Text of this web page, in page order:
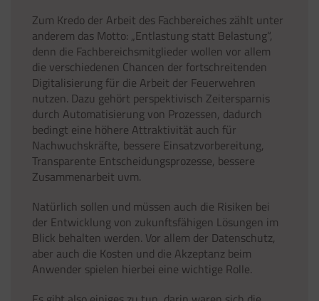
Zum Kredo der Arbeit des Fachbereiches zählt unter
anderem das Motto: „Entlastung statt Belastung“,
denn die Fachbereichsmitglieder wollen vor allem
die verschiedenen Chancen der fortschreitenden
Digitalisierung für die Arbeit der Feuerwehren
nutzen. Dazu gehört perspektivisch Zeitersparnis
durch Automatisierung von Prozessen, dadurch
bedingt eine höhere Attraktivität auch für
Nachwuchskräfte, bessere Einsatzvorbereitung,
Transparente Entscheidungsprozesse, bessere
Zusammenarbeit uvm.
Natürlich sollen und müssen auch die Risiken bei
der Entwicklung von zukunftsfähigen Lösungen im
Blick behalten werden. Vor allem der Datenschutz,
aber auch die Kosten und die Akzeptanz beim
Anwender spielen hierbei eine wichtige Rolle.